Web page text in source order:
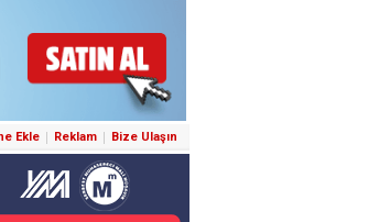
Ekle Reklam Bize Ulaşın